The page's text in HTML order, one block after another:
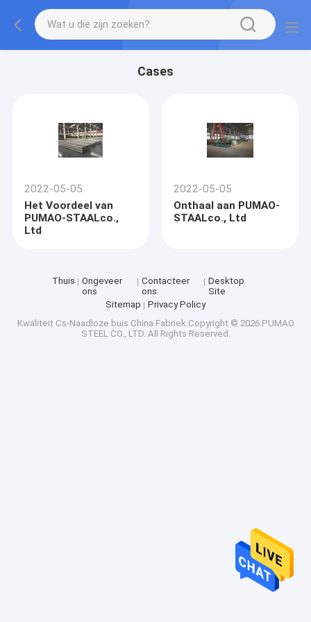
Cases
2022-05-05
Het Voordeel van
PUMAO-STAALco.,
Ltd
2022-05-05
Onthaal aan PUMAO-
STAALco., Ltd
Thuis
Ongeveer
ons
Contacteer
ons
Desktop
Site
Sitemap
Privacy Policy
Kwaliteit Cs-Naadloze buis China Fabriek.Copyright © 2026 PUMAO
STEEL CO., LTD. All Rights Reserved.